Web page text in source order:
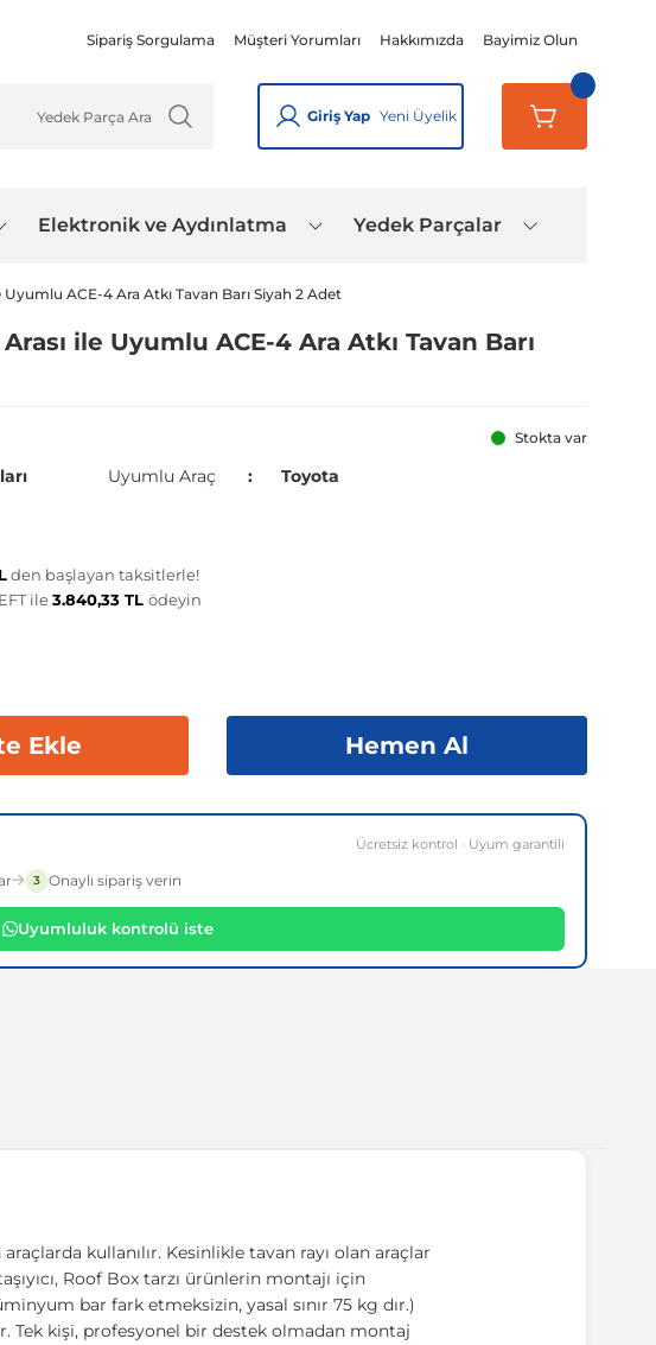
Sipariş Sorgulama Müşteri Yorumları Hakkımızda Bayimiz Olun
Giriş Yap Yeni Üyelik
Elektronik ve Aydınlatma Yedek Parçalar
Uyumlu ACE-4 Ara Atkı Tavan Barı Siyah 2 Adet
ile Uyumlu ACE-4 Ara Atkı Tavan Barı
Stokta var
Uyumlu Araç Toyota
den başlayan taksitlerle!
ile3.840,33 TL ödeyin
Ekle Hemen Al
Ücretsiz kontrol · Uyum garantili
3 Onaylı sipariş verin
Uyumluluk kontrolü iste
kullanılır. Kesinlikle tavan rayı olan araçlar
Roof Box tarzı ürünlerin montajı için
bar fark etmeksizin, yasal sınır 75 kg dır.)
Tek kişi, profesyonel bir destek olmadan montaj